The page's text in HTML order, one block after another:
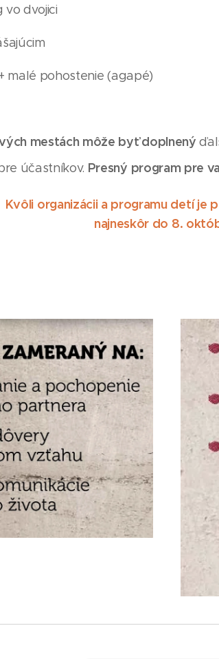
vo dvojici
malé pohostenie (agapé)
mestách môže byť doplnený
účastníkov. Presný program pre
Kvôli organizácii a programu detí je
najneskôr do 8.